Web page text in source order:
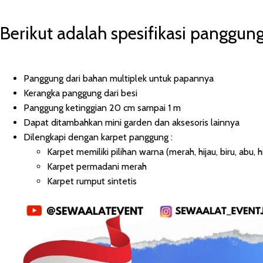
Berikut adalah spesifikasi
Panggung dari bahan multiplek untuk papannya
Kerangka panggung dari besi
Panggung ketinggian 20 cm sampai 1 m
Dapat ditambahkan mini garden dan aksesoris lainnya
Dilengkapi dengan karpet panggung :
Karpet memiliki pilihan warna (merah, hijau, biru, abu,
Karpet permadani merah
Karpet rumput sintetis